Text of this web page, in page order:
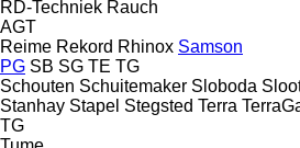
RD-Techniek Rauch
AGT
Reime Rekord Rhinox Samson
PG SB SG TE TG
Schouten Schuitemaker Sloboda
Stanhay Stapel Stegsted Terra
TG